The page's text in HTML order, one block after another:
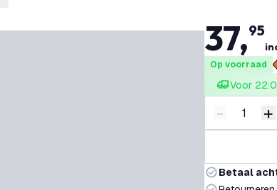
37,95
Op voorraad
Voor
Verminder
- +
Betaal